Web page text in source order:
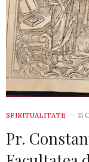
SPIRITUALITATE 15
Pr.